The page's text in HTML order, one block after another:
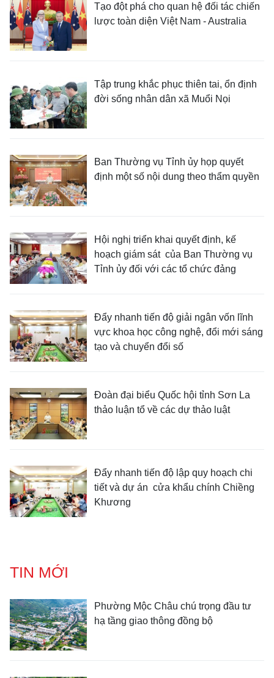
Tạo đột phá cho quan hệ đối tác chiến
lược toàn diện Việt Nam - Australia
Tập trung khắc phục thiên tai, ổn định
đời sống nhân dân xã Muổi Nọi
Ban Thường vụ Tỉnh ủy họp quyết
định một số nội dung theo thẩm quyền
Hội nghị triển khai quyết định, kế
hoạch giám sát của Ban Thường vụ
Tỉnh ủy đối với các tổ chức đảng
Đẩy nhanh tiến độ giải ngân vốn lĩnh
vực khoa học công nghệ, đổi mới sáng
tạo và chuyển đổi số
Đoàn đại biểu Quốc hội tỉnh Sơn La
thảo luận tổ về các dự thảo luật
Đẩy nhanh tiến độ lập quy hoạch chi
tiết và dự án cửa khẩu chính Chiềng
Khương
TIN MỚI
Phường Mộc Châu chú trọng đầu tư
hạ tầng giao thông đồng bộ